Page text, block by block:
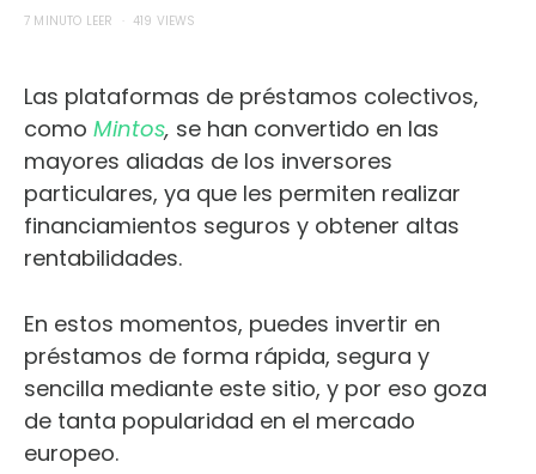
7 MINUTO LEER 419 VIEWS
Las plataformas de préstamos colectivos,
como Mintos, se han convertido en las
mayores aliadas de los inversores
particulares, ya que les permiten realizar
financiamientos seguros y obtener altas
rentabilidades.
En estos momentos, puedes invertir en
préstamos de forma rápida, segura y
sencilla mediante este sitio, y por eso goza
de tanta popularidad en el mercado
europeo.